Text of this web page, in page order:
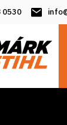
0530